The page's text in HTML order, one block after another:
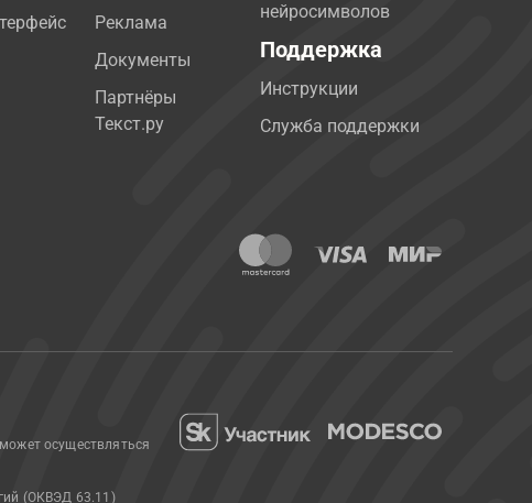
Реклама
Документы
Партнёры
Текст.ру
нейросимволов
Поддержка
Инструкции
Служба поддержки
осуществляться
(ОКВЭД 63.11)